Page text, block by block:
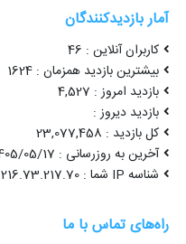
آمار بازدیدکنندگان
کاربران آنلاین : 46
بیشترین بازدید همزمان : 1624
بازدید امروز : 4,527
بازدید دیروز :
کل بازدید : 23,077,458
آخرین به روزرسانی : 1405/05/17 00:11:00
شناسه IP شما : 216.73.217.70
راه‌های تماس با ما